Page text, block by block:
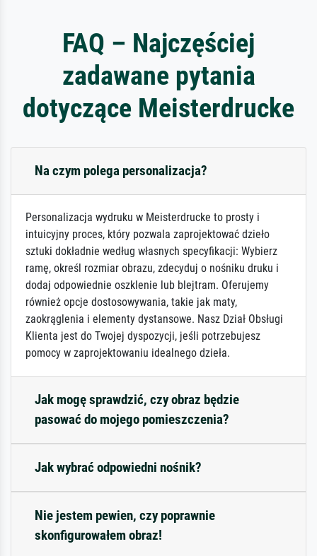
FAQ – Najczęściej
zadawane pytania
dotyczące Meisterdrucke
Na czym polega personalizacja?
Personalizacja wydruku w Meisterdrucke to prosty i
intuicyjny proces, który pozwala zaprojektować dzieło
sztuki dokładnie według własnych specyfikacji: Wybierz
ramę, określ rozmiar obrazu, zdecyduj o nośniku druku i
dodaj odpowiednie oszklenie lub blejtram. Oferujemy
również opcje dostosowywania, takie jak maty,
zaokrąglenia i elementy dystansowe. Nasz Dział Obsługi
Klienta jest do Twojej dyspozycji, jeśli potrzebujesz
pomocy w zaprojektowaniu idealnego dzieła.
Jak mogę sprawdzić, czy obraz będzie
pasować do mojego pomieszczenia?
Jak wybrać odpowiedni nośnik?
Nie jestem pewien, czy poprawnie
skonfigurowałem obraz!